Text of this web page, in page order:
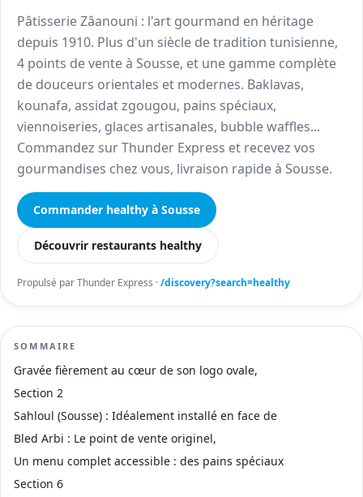
Pâtisserie Zâanouni : l'art gourmand en héritage
depuis 1910. Plus d'un siècle de tradition tunisienne,
4 points de vente à Sousse, et une gamme complète
de douceurs orientales et modernes. Baklavas,
kounafa, assidat zgougou, pains spéciaux,
viennoiseries, glaces artisanales, bubble waffles...
Commandez sur Thunder Express et recevez vos
gourmandises chez vous, livraison rapide à Sousse.
Commander healthy à Sousse
Découvrir restaurants healthy
Propulsé par Thunder Express ·/discovery?search=healthy
SOMMAIRE
Gravée fièrement au cœur de son logo ovale,
Section 2
Sahloul (Sousse) : Idéalement installé en face de
Bled Arbi : Le point de vente originel,
Un menu complet accessible : des pains spéciaux
Section 6